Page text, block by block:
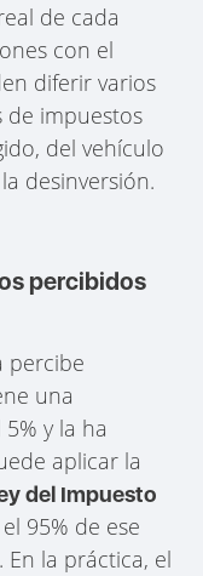
de cada
con el
diferir varios
de impuestos
del vehículo
desinversión.
percibidos
percibe
una
y la ha
aplicar la
del Impuesto
95% de ese
la práctica, el